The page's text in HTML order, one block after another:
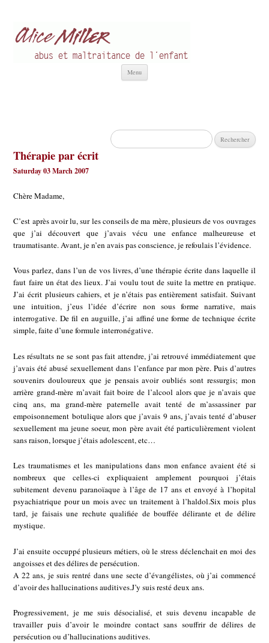
Menu
Rechercher :
Thérapie par écrit
Saturday 03 March 2007
Chère Madame,
C’est après avoir lu, sur les conseils de ma mère, plusieurs de vos ouvrages
que j’ai découvert que j’avais vécu une enfance malheureuse et
traumatisante. Avant, je n’en avais pas conscience, je refoulais l’évidence.
Vous parlez, dans l’un de vos livres, d’une thérapie écrite dans laquelle il
faut faire un état des lieux. J’ai voulu tout de suite la mettre en pratique.
J’ai écrit plusieurs cahiers, et je n’étais pas entièrement satisfait. Suivant
une intuition, j’eus l’idée d’écrire non sous forme narrative, mais
interrogative. De fil en auguille, j’ai affiné une forme de technique écrite
simple, faite d’une formule interronégative.
Les résultats ne se sont pas fait attendre, j’ai retrouvé immédiatement que
j’avais été abusé sexuellement dans l’enfance par mon père. Puis d’autres
souvenirs douloureux que je pensais avoir oubliés sont ressurgis; mon
arrière grand-mère m’avait fait boire de l’alcool alors que je n’avais que
cinq ans, ma grand-mère paternelle avait tenté de m’assassiner par
empoisonnement botulique alors que j’avais 9 ans, j’avais tenté d’abuser
sexuellement ma jeune soeur, mon père avait été particulièrement violent
sans raison, lorsque j’étais adolescent, etc…
Les traumatismes et les manipulations dans mon enfance avaient été si
nombreux que celles-ci expliquaient amplement pourquoi j’étais
subitement devenu paranoïaque à l’âge de 17 ans et envoyé à l’hopital
psyachiatrique pour un mois avec un traitement à l’haldol.Six mois plus
tard, je faisais une rechute qualifiée de bouffée délirante et de délire
mystique.
J’ai ensuite occuppé plusieurs métiers, où le stress déclenchait en moi des
angoisses et des délires de persécution.
A 22 ans, je suis rentré dans une secte d’évangélistes, où j’ai commencé
d’avoir des hallucinations auditives.J’y suis resté deux ans.
Progressivement, je me suis désocialisé, et suis devenu incapable de
travailler puis d’avoir le moindre contact sans souffrir de délires de
persécution ou d’hallucinations auditives.